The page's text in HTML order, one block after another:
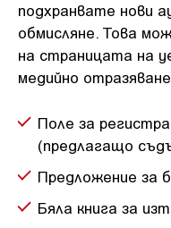
подхранвате нови
обмисляне. Това
на страницата на
медийно
Поле за
(предлагащо
Предложение за
Бяла книга за